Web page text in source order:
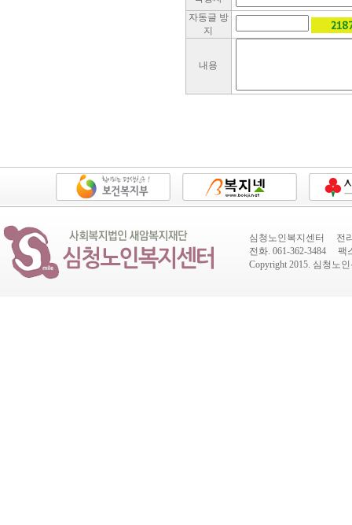
자동글 방
지
내용
심청노인복지센터 전
전화. 061-362-3484 팩
Copyright 2015. 심청노